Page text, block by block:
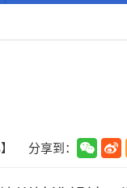
】 分享到：